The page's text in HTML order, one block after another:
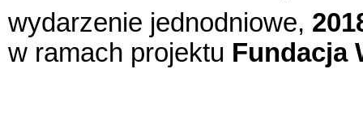
wydarzenie jednodniowe,
w ramach projektu Fundacja